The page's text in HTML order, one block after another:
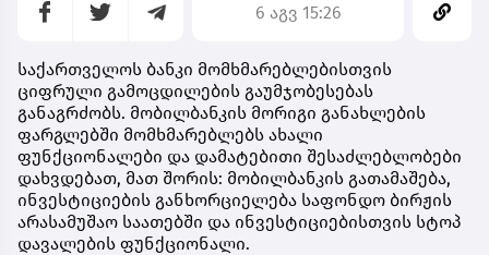
6 აგვ 15:26
საქართველოს ბანკი მომხმარებლებისთვის
ციფრული გამოცდილების გაუმჯობესებას
განაგრძობს. მობილბანკის მორიგი განახლების
ფარგლებში მომხმარებლებს ახალი
ფუნქციონალები და დამატებითი შესაძლებლობები
დახვდებათ, მათ შორის: მობილბანკის გათამაშება,
ინვესტიციების განხორციელება საფონდო ბირჟის
არასამუშაო საათებში და ინვესტიციებისთვის სტოპ
დავალების ფუნქციონალი.